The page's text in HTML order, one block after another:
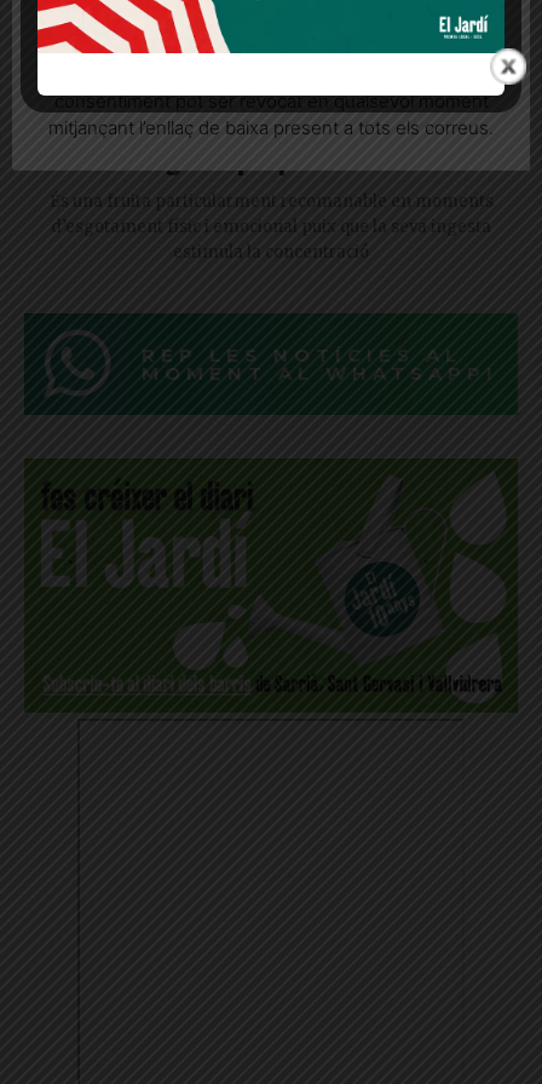
És una fruita particularment recomanable en moments
d’esgotament físic i emocional puix que la seva ingesta
estimula la concentració
REP LES NOTÍCIES AL
MOMENT AL WHATSAPP!
Quan l’usuari crea un compte al Diari el Jardí, dona el
seu consentiment explícit per rebre comunicacions
consentiment pot ser revocat en qualsevol moment
mitjançant l’enllaç de baixa present a tots els correus.